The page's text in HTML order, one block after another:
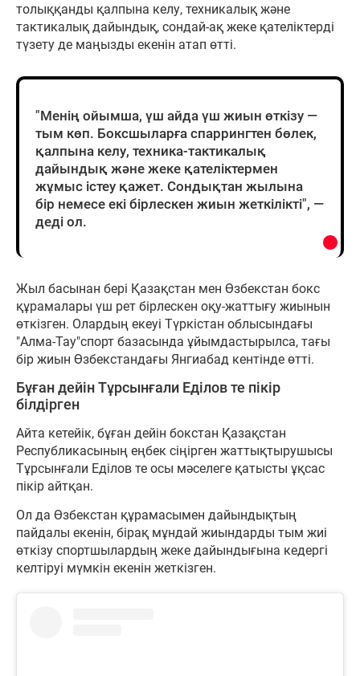
толыққанды қалпына келу, техникалық және
тактикалық дайындық, сондай-ақ жеке қателіктерді
түзету де маңызды екенін атап өтті.
"Менің ойымша, үш айда үш жиын өткізу —
тым көп. Боксшыларға спаррингтен бөлек,
қалпына келу, техника-тактикалық
дайындық және жеке қателіктермен
жұмыс істеу қажет. Сондықтан жылына
бір немесе екі бірлескен жиын жеткілікті", —
деді ол.
Жыл басынан бері Қазақстан мен Өзбекстан бокс
құрамалары үш рет бірлескен оқу-жаттығу жиынын
өткізген. Олардың екеуі Түркістан облысындағы
"Алма-Тау"спорт базасында ұйымдастырылса, тағы
бір жиын Өзбекстандағы Янгиабад кентінде өтті.
Бұған дейін Тұрсынғали Еділов те пікір
білдірген
Айта кетейік, бұған дейін бокстан Қазақстан
Республикасының еңбек сіңірген жаттықтырушысы
Тұрсынғали Еділов те осы мәселеге қатысты ұқсас
пікір айтқан.
Ол да Өзбекстан құрамасымен дайындықтың
пайдалы екенін, бірақ мұндай жиындарды тым жиі
өткізу спортшылардың жеке дайындығына кедергі
келтіруі мүмкін екенін жеткізген.